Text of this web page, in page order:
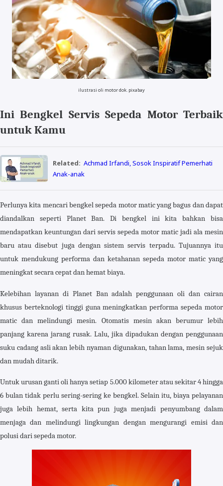
ilustrasi oli motor dok. pixabay
Ini Bengkel Servis Sepeda Motor Terbaik
untuk Kamu
Related: Achmad Irfandi, Sosok Inspiratif Pemerhati
Anak-anak
Perlunya kita mencari bengkel sepeda motor matic yang bagus dan dapat
diandalkan seperti Planet Ban. Di bengkel ini kita bahkan bisa
mendapatkan keuntungan dari servis sepeda motor matic jadi ala mesin
baru atau disebut juga dengan sistem servis terpadu. Tujuannya itu
untuk mendukung performa dan ketahanan sepeda motor matic yang
meningkat secara cepat dan hemat biaya.
Kelebihan layanan di Planet Ban adalah penggunaan oli dan cairan
khusus berteknologi tinggi guna meningkatkan performa sepeda motor
matic dan melindungi mesin. Otomatis mesin akan berumur lebih
panjang karena jarang rusak. Lalu, jika dipadukan dengan penggunaan
suku cadang asli akan lebih nyaman digunakan, tahan lama, mesin sejuk
dan mudah ditarik.
Untuk urusan ganti oli hanya setiap 5.000 kilometer atau sekitar 4 hingga
6 bulan tidak perlu sering-sering ke bengkel. Selain itu, biaya pelayanan
juga lebih hemat, serta kita pun juga menjadi penyumbang dalam
menjaga dan melindungi lingkungan dengan mengurangi emisi dan
polusi dari sepeda motor.